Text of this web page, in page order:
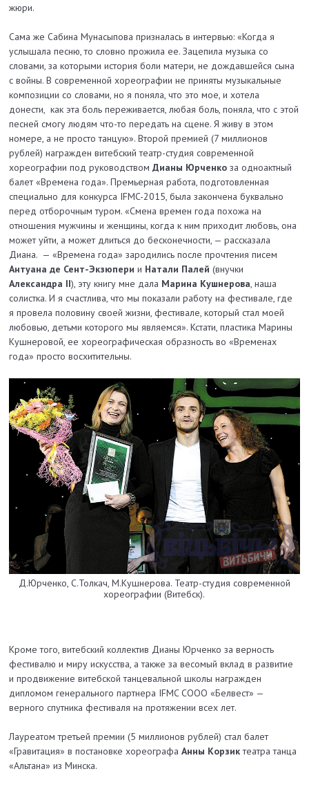
жюри.
Сама же Сабина Мунасыпова призналась в интервью: «Когда я
услышала песню, то словно прожила ее. Зацепила музыка со
словами, за которыми история боли матери, не дождавшейся сына
с войны. В современной хореографии не приняты музыкальные
композиции со словами, но я поняла, что это мое, и хотела
донести, как эта боль переживается, любая боль, поняла, что с этой
песней смогу людям что-то передать на сцене. Я живу в этом
номере, а не просто танцую». Второй премией (7 миллионов
рублей) награжден витебский театр-студия современной
хореографии под руководствомДианы Юрченко за одноактный
балет «Времена года». Премьерная работа, подготовленная
специально для конкурса IFMC-2015, была закончена буквально
перед отборочным туром. «Смена времен года похожа на
отношения мужчины и женщины, когда к ним приходит любовь, она
может уйти, а может длиться до бесконечности, — рассказала
Диана. — «Времена года» зародились после прочтения писем
Антуана де Сент-Экзюпери и Натали Палей (внучки
Александра II), эту книгу мне дала Марина Кушнерова, наша
солистка. И я счастлива, что мы показали работу на фестивале, где
я провела половину своей жизни, фестивале, который стал моей
любовью, детьми которого мы являемся». Кстати, пластика Марины
Кушнеровой, ее хореографическая образность во «Временах
года» просто восхитительны.
Д.Юрченко, С.Толкач, М.Кушнерова. Театр-студия современной
хореографии (Витебск).
Кроме того, витебский коллектив Дианы Юрченко за верность
фестивалю и миру искусства, а также за весомый вклад в развитие
и продвижение витебской танцевальной школы награжден
дипломом генерального партнера IFMC СООО «Белвест» —
верного спутника фестиваля на протяжении всех лет.
Лауреатом третьей премии (5 миллионов рублей) стал балет
«Гравитация» в постановке хореографаАнны Корзиктеатра танца
«Альтана» из Минска.